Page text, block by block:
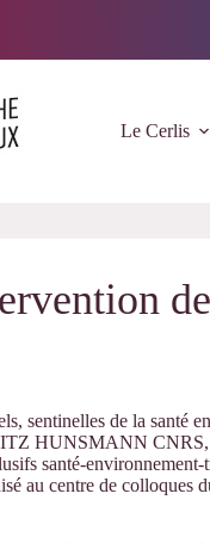
Le Cerlis
sentinelles de la santé
HUNSMANN CNRS,
santé-
au centre de colloques